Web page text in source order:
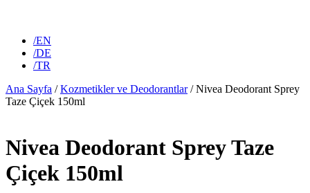
/EN
/DE
/TR
Ana Sayfa /Kozmetikler ve Deodorantlar/ Nivea Deodorant Sprey
Taze Çiçek 150ml
Nivea Deodorant Sprey Taze
Çiçek 150ml